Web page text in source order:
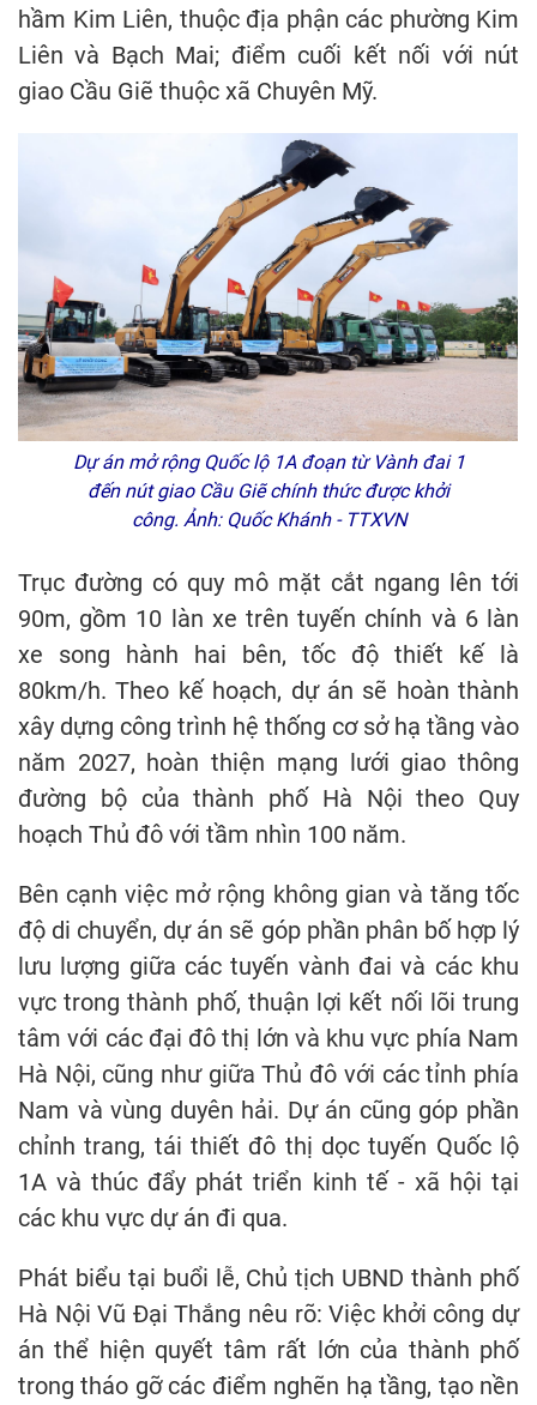
hầm Kim Liên, thuộc địa phận các phường Kim
Liên và Bạch Mai; điểm cuối kết nối với nút
giao Cầu Giẽ thuộc xã Chuyên Mỹ.
Dự án mở rộng Quốc lộ 1A đoạn từ Vành đai 1
đến nút giao Cầu Giẽ chính thức được khởi
công. Ảnh: Quốc Khánh - TTXVN
Trục đường có quy mô mặt cắt ngang lên tới
90m, gồm 10 làn xe trên tuyến chính và 6 làn
xe song hành hai bên, tốc độ thiết kế là
80km/h. Theo kế hoạch, dự án sẽ hoàn thành
xây dựng công trình hệ thống cơ sở hạ tầng vào
năm 2027, hoàn thiện mạng lưới giao thông
đường bộ của thành phố Hà Nội theo Quy
hoạch Thủ đô với tầm nhìn 100 năm.
Bên cạnh việc mở rộng không gian và tăng tốc
độ di chuyển, dự án sẽ góp phần phân bố hợp lý
lưu lượng giữa các tuyến vành đai và các khu
vực trong thành phố, thuận lợi kết nối lõi trung
tâm với các đại đô thị lớn và khu vực phía Nam
Hà Nội, cũng như giữa Thủ đô với các tỉnh phía
Nam và vùng duyên hải. Dự án cũng góp phần
chỉnh trang, tái thiết đô thị dọc tuyến Quốc lộ
1A và thúc đẩy phát triển kinh tế - xã hội tại
các khu vực dự án đi qua.
Phát biểu tại buổi lễ, Chủ tịch UBND thành phố
Hà Nội Vũ Đại Thắng nêu rõ: Việc khởi công dự
án thể hiện quyết tâm rất lớn của thành phố
trong tháo gỡ các điểm nghẽn hạ tầng, tạo nền